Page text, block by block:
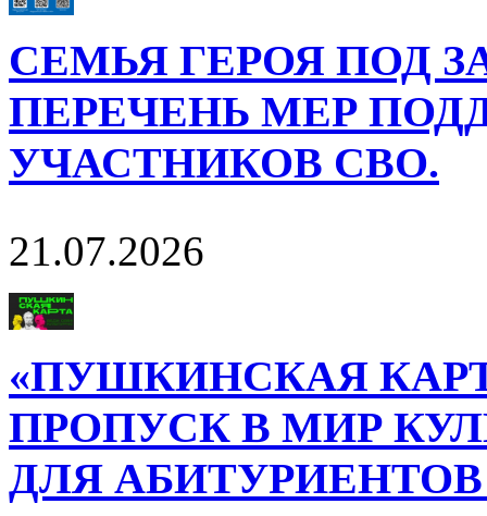
СЕМЬЯ ГЕРОЯ ПОД
ПЕРЕЧЕНЬ МЕР
УЧАСТНИКОВ СВО.
21.07.2026
«ПУШКИНСКАЯ
ПРОПУСК В МИР
ДЛЯ